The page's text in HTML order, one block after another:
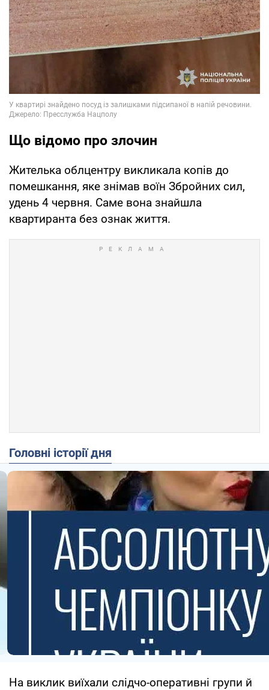
Що відомо про злочин
Жителька облцентру викликала копів до
помешкання, яке знімав воїн Збройних сил,
удень 4 червня. Саме вона знайшла
квартиранта без ознак життя.
Головні історії дня
На виклик виїхали слідчо-оперативні групи й